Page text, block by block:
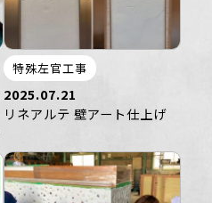
特殊左官工事
2025.07.21
リネアルテ 壁アート仕上げ